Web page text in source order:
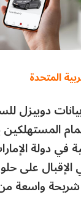
المتحدة
دوبيزل
على
واسعة